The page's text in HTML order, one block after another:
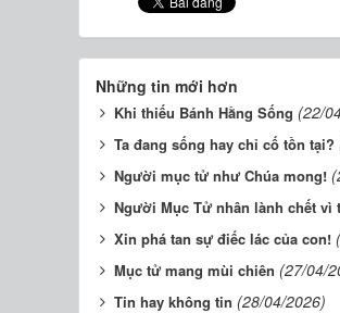
Những tin mới hơn
Khi thiếu Bánh Hằng Sống (22/
Ta đang sống hay chỉ cố tồn tại?
Người mục tử như Chúa mong!
Người Mục Tử nhân lành chết vì
Xin phá tan sự điếc lác của con!
Mục tử mang mùi chiên (27/04/
Tin hay không tin (28/04/2026)